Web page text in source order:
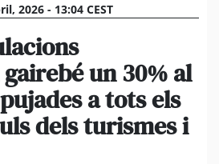
2026 - 13:04 CEST
un 30% al
a tots els
dels turismes i